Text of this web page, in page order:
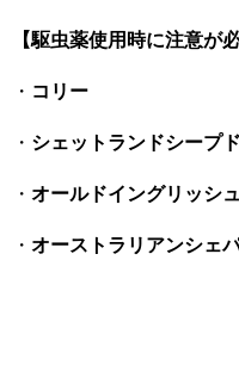
【駆虫薬使用時に注意が
・ コリー
・ シェットランドシープ
・ オールドイングリッシ
・ オーストラリアンシェ